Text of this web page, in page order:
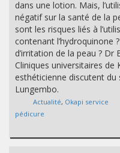
dans une lotion. Mais,
négatif sur la santé de la
sont les risques liés à
contenant l’hydroquinone
d’irritation de la peau ?
Cliniques universitaires de
esthéticienne discutent du
Lungembo.
Actualité, Okapi service
pédicure